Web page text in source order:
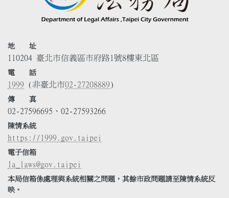
地 址
110204 臺北市信義區市府路1號8樓東北區
電 話
1999 (非臺北市02-27208889)
傳 真
02-27596695、02-27593266
陳情系統
https://1999.gov.taipei
電子信箱
la_laws@gov.taipei
本局信箱係處理與系統相關之問題，其餘市政問題請至陳情系統反
映。